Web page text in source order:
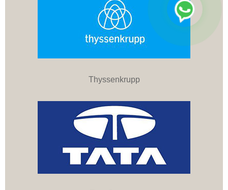
Thyssenkrupp